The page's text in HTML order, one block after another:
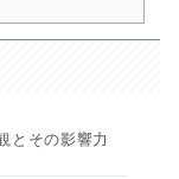
とその影響力